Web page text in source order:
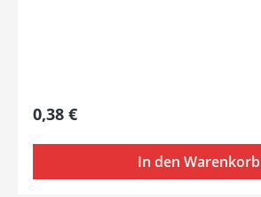
Regulärer Preis:
0,38 €
In den Warenkorb